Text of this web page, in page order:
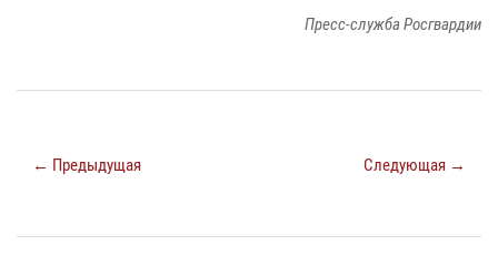
Пресс-служба Росгвардии
← Предыдущая Следующая →